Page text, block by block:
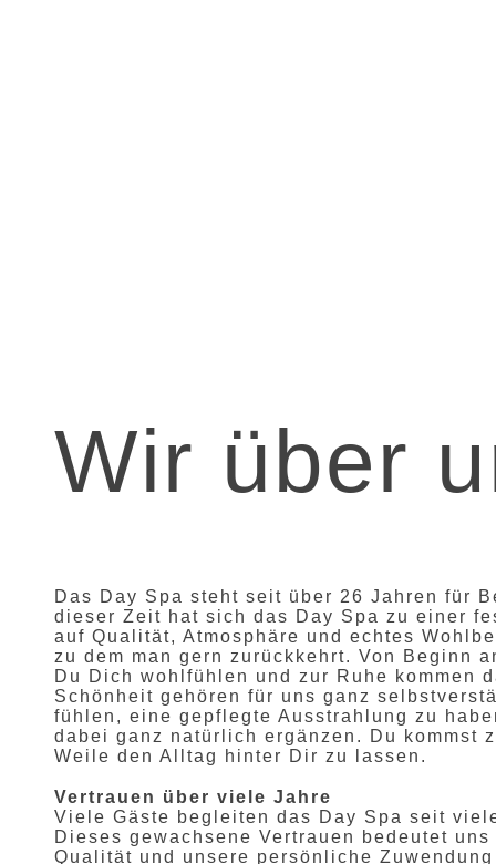
Wir über
Das Day Spa steht seit über 26 Jahren für
dieser Zeit hat sich das Day Spa zu einer
auf Qualität, Atmosphäre und echtes
zu dem man gern zurückkehrt. Von Beginn
Du Dich wohlfühlen und zur Ruhe kommen
Schönheit gehören für uns ganz
fühlen, eine gepflegte Ausstrahlung zu
dabei ganz natürlich ergänzen. Du kommst
Weile den Alltag hinter Dir zu lassen.
Vertrauen über viele Jahre
Viele Gäste begleiten das Day Spa seit
Dieses gewachsene Vertrauen bedeutet
Qualität und unsere persönliche